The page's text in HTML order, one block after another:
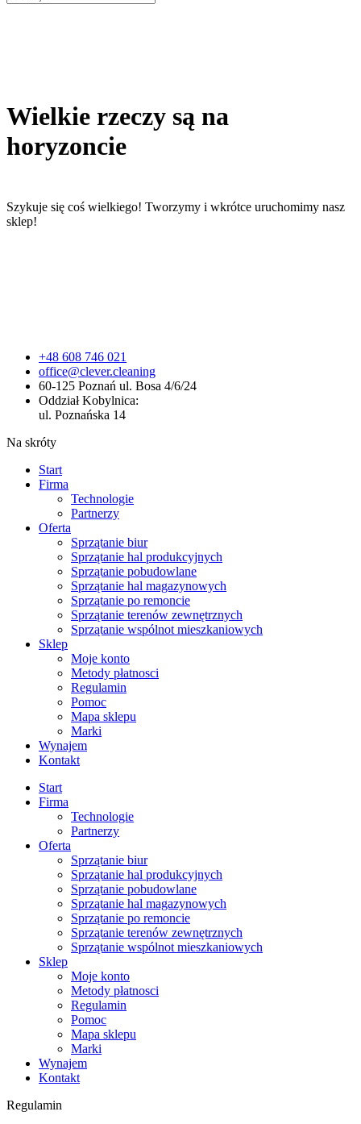
Wielkie rzeczy są na
horyzoncie
Szykuje się coś wielkiego! Tworzymy i wkrótce uruchomimy nasz
sklep!
+48 608 746 021
office@clever.cleaning
60-125 Poznań ul. Bosa 4/6/24
Oddział Kobylnica:
ul. Poznańska 14
Na skróty
Start
Firma
Technologie
Partnerzy
Oferta
Sprzątanie biur
Sprzątanie hal produkcyjnych
Sprzątanie pobudowlane
Sprzątanie hal magazynowych
Sprzątanie po remoncie
Sprzątanie terenów zewnętrznych
Sprzątanie wspólnot mieszkaniowych
Sklep
Moje konto
Metody płatnosci
Regulamin
Pomoc
Mapa sklepu
Marki
Wynajem
Kontakt
Start
Firma
Technologie
Partnerzy
Oferta
Sprzątanie biur
Sprzątanie hal produkcyjnych
Sprzątanie pobudowlane
Sprzątanie hal magazynowych
Sprzątanie po remoncie
Sprzątanie terenów zewnętrznych
Sprzątanie wspólnot mieszkaniowych
Sklep
Moje konto
Metody płatnosci
Regulamin
Pomoc
Mapa sklepu
Marki
Wynajem
Kontakt
Regulamin